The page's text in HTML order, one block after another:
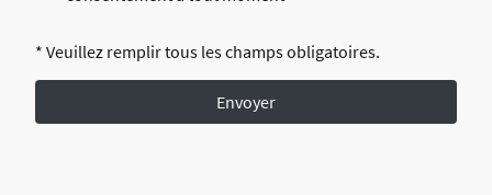
* Veuillez remplir tous les champs obligatoires.
Envoyer